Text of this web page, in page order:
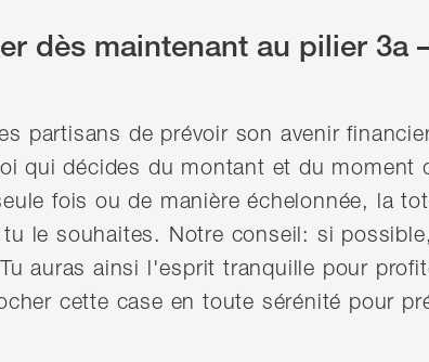
dès maintenant au pilier 3a
partisans de prévoir son avenir
qui décides du montant et du moment
fois ou de manière échelonnée, la
le souhaites. Notre conseil: si
auras ainsi l'esprit tranquille pour
cette case en toute sérénité pour